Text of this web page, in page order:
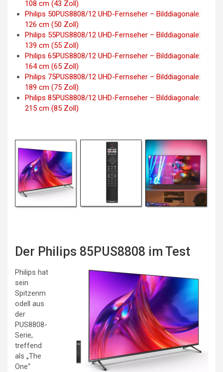
108 cm (43 Zoll)
Philips 50PUS8808/12 UHD-Fernseher – Bilddiagonale:
126 cm (50 Zoll)
Philips 55PUS8808/12 UHD-Fernseher – Bilddiagonale:
139 cm (55 Zoll)
Philips 65PUS8808/12 UHD-Fernseher – Bilddiagonale:
164 cm (65 Zoll)
Philips 75PUS8808/12 UHD-Fernseher – Bilddiagonale:
189 cm (75 Zoll)
Philips 85PUS8808/12 UHD-Fernseher – Bilddiagonale:
215 cm (85 Zoll)
Der Philips 85PUS8808 im Test
Philips hat
sein
Spitzenm
odell aus
der
PUS8808-
Serie,
treffend
als „The
One“